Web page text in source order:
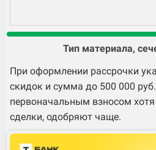
Тип материала,
При оформлении рассрочки
скидок и сумма до 500 000
первоначальным взносом
сделки, одобряют чаще.